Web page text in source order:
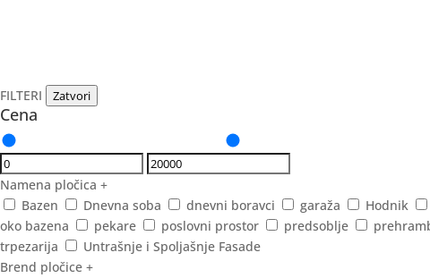
FILTERI Zatvori
Cena
Namena pločica +
Bazen
Dnevna soba dnevni boravci garaža Hodnik
oko bazena
pekare poslovni prostor predsoblje
trpezarija
Untrašnje i Spoljašnje Fasade
Brend pločice +